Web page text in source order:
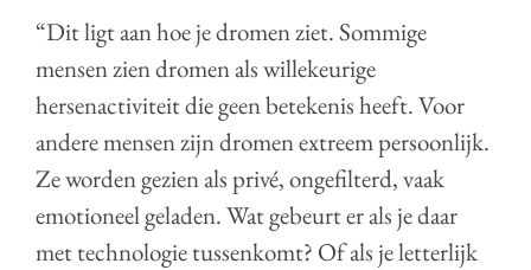
“Dit ligt aan hoe je dromen ziet. Sommige
mensen zien dromen als willekeurige
hersenactiviteit die geen betekenis heeft. Voor
andere mensen zijn dromen extreem persoonlijk.
Ze worden gezien als privé, ongefilterd, vaak
emotioneel geladen. Wat gebeurt er als je daar
met technologie tussenkomt? Of als je letterlijk